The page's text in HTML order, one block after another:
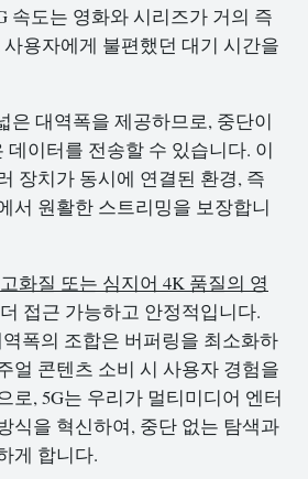
속도는 영화와 시리즈가 거의 즉
용자에게 불편했던 대기 시간을
은 대역폭을 제공하므로, 중단이
데이터를 전송할 수 있습니다. 이
장치가 동시에 연결된 환경, 즉
서 원활한 스트리밍을 보장합니
고화질 또는 심지어 4K 품질의 영
접근 가능하고 안정적입니다.
폭의 조합은 버퍼링을 최소화하
얼 콘텐츠 소비 시 사용자 경험을
로, 5G는 우리가 멀티미디어 엔터
식을 혁신하여, 중단 없는 탐색과
게 합니다.